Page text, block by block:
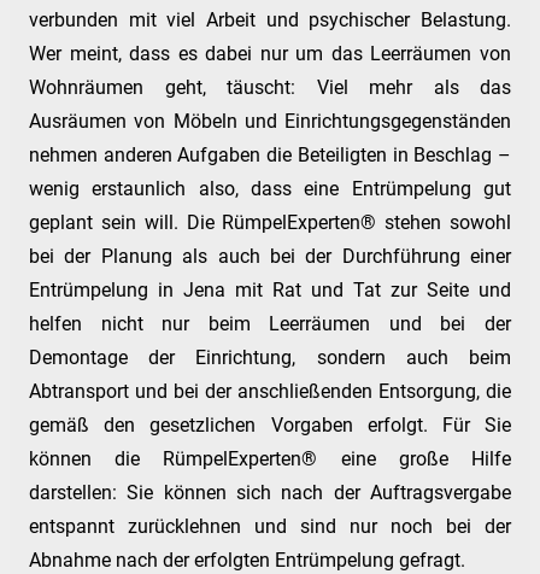
verbunden mit viel Arbeit und psychischer Belastung.
Wer meint, dass es dabei nur um das Leerräumen von
Wohnräumen geht, täuscht: Viel mehr als das
Ausräumen von Möbeln und Einrichtungsgegenständen
nehmen anderen Aufgaben die Beteiligten in Beschlag –
wenig erstaunlich also, dass eine Entrümpelung gut
geplant sein will. Die RümpelExperten® stehen sowohl
bei der Planung als auch bei der Durchführung einer
Entrümpelung in Jena mit Rat und Tat zur Seite und
helfen nicht nur beim Leerräumen und bei der
Demontage der Einrichtung, sondern auch beim
Abtransport und bei der anschließenden Entsorgung, die
gemäß den gesetzlichen Vorgaben erfolgt. Für Sie
können die RümpelExperten® eine große Hilfe
darstellen: Sie können sich nach der Auftragsvergabe
entspannt zurücklehnen und sind nur noch bei der
Abnahme nach der erfolgten Entrümpelung gefragt.